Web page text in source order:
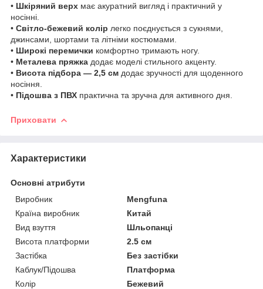
• Шкіряний верх має акуратний вигляд і практичний у
носінні.
• Світло-бежевий колір легко поєднується з сукнями,
джинсами, шортами та літніми костюмами.
• Широкі перемички комфортно тримають ногу.
• Металева пряжка додає моделі стильного акценту.
• Висота підбора — 2,5 см додає зручності для щоденного
носіння.
• Підошва з ПВХ практична та зручна для активного дня.
Приховати
Характеристики
Основні атрибути
Виробник
Mengfuna
Країна виробник
Китай
Вид взуття
Шльопанці
Висота платформи
2.5 см
Застібка
Без застібки
Каблук/Підошва
Платформа
Колір
Бежевий